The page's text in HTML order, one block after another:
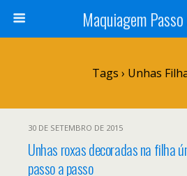
Maquiagem
Tags › Unhas
30 DE SETEMBRO DE 2015
Unhas roxas decoradas na filha
passo a passo